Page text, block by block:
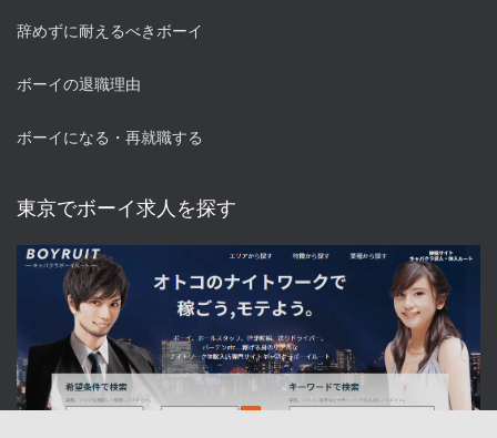
辞めずに耐えるべきボーイ
ボーイの退職理由
ボーイになる・再就職する
東京でボーイ求人を探す